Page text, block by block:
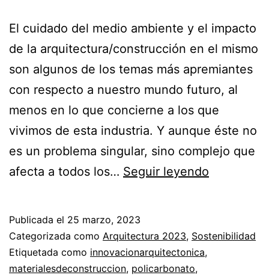
El cuidado del medio ambiente y el impacto
de la arquitectura/construcción en el mismo
son algunos de los temas más apremiantes
con respecto a nuestro mundo futuro, al
menos en lo que concierne a los que
vivimos de esta industria. Y aunque éste no
es un problema singular, sino complejo que
afecta a todos los… Seguir leyendo
Reciclado:
Publicada el 25 marzo, 2023
Categorizada como Arquitectura 2023, Sostenibilidad
Etiquetada como innovacionarquitectonica,
materialesdeconstruccion, policarbonato,